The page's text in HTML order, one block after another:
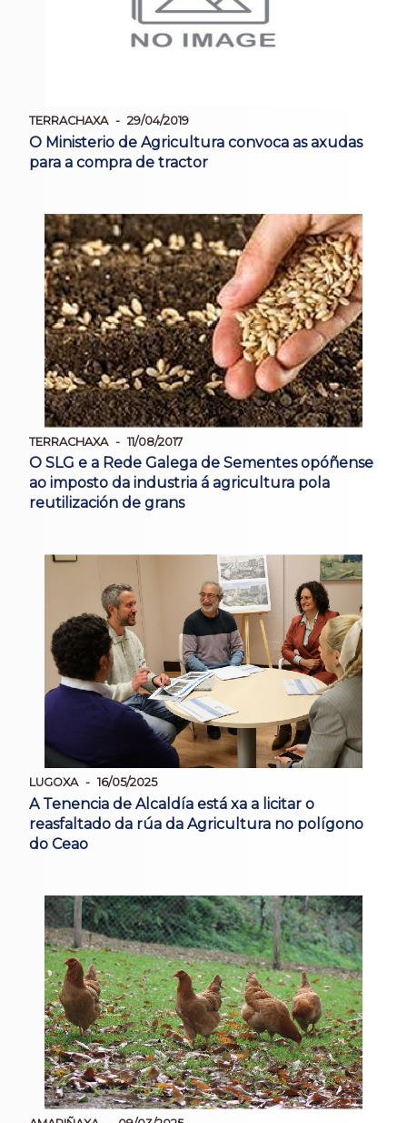
TERRACHAXA 29/04/2019
O Ministerio de Agricultura convoca as axudas
para a compra de tractor
TERRACHAXA 11/08/2017
O SLG e a Rede Galega de Sementes opóñense
ao imposto da industria á agricultura pola
reutilización de grans
LUGOXA 16/05/2025
A Tenencia de Alcaldía está xa a licitar o
reasfaltado da rúa da Agricultura no polígono
do Ceao